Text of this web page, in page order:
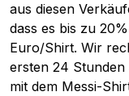
aus diesen
dass es bis zu
Euro/Shirt. Wir
ersten 24
mit dem Messi-